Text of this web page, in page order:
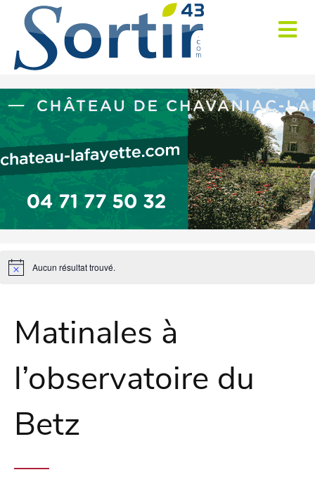
Aucun résultat trouvé.
Matinales à
l’observatoire du
Betz